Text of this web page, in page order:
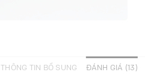
THÔNG TIN BỔ SUNG ĐÁNH GIÁ (13)